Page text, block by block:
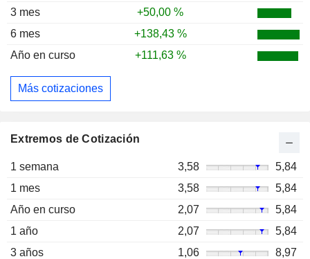
3 mes
+50,00 %
6 mes
+138,43 %
Año en curso
+111,63 %
Más cotizaciones
Extremos de Cotización
1 semana 3,58
5,84
1 mes
3,58
5,84
Año en curso
2,07
5,84
1 año
2,07
5,84
3 años
1,06
8,97